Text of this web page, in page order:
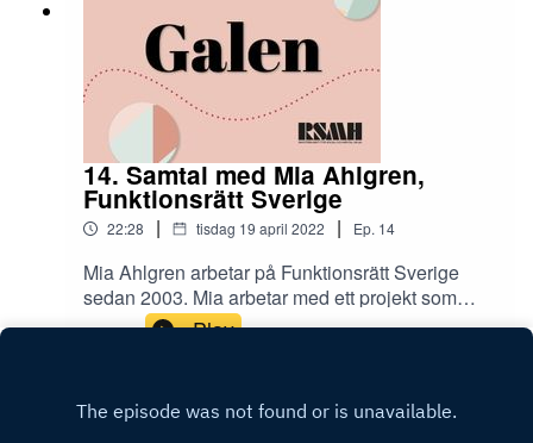
14. Samtal med Mia Ahlgren,
Funktionsrätt Sverige
22:28 | tisdag 19 april 2022 | Ep. 14
Mia Ahlgren arbetar på Funktionsrätt Sverige
sedan 2003. Mia arbetar med ett projekt som
heter Funktionsrättsbyrån och med
funktionsrättskonventionen. Den skyddar de
rättigheter som personer med
Play